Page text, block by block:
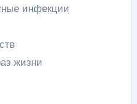
инфекции
жизни